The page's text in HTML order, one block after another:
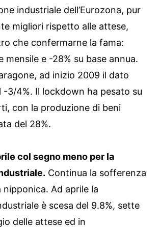
industriale dell’Eurozona, pur
migliori rispetto alle attese,
che confermarne la fama:
mensile e -28% su base annua.
ad inizio 2009 il dato
-3/4%. Il lockdown ha pesato su
con la produzione di beni
del 28%.
col segno meno per la
Continua la sofferenza
nipponica. Ad aprile la
è scesa del 9.8%, sette
delle attese ed in